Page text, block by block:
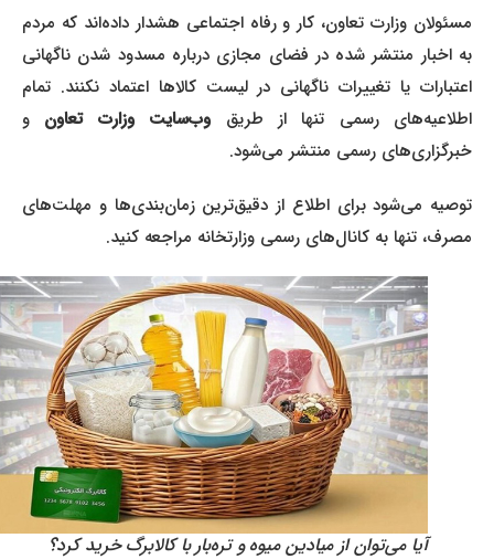
مسئولان وزارت تعاون، کار و رفاه اجتماعی هشدار داده‌اند که مردم
به اخبار منتشر شده در فضای مجازی درباره مسدود شدن ناگهانی
اعتبارات یا تغییرات ناگهانی در لیست کالاها اعتماد نکنند. تمام
اطلاعیه‌های رسمی تنها از طریقوب‌سایت وزارت تعاونو
خبرگزاری‌های رسمی منتشر می‌شود.
توصیه می‌شود برای اطلاع از دقیق‌ترین زمان‌بندی‌ها و مهلت‌های
مصرف، تنها به کانال‌های رسمی وزارتخانه مراجعه کنید.
آیا می‌توان از میادین میوه و تره‌بار با کالابرگ خرید کرد؟